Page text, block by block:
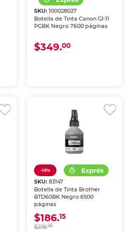
SKU: 100028027
Botella de Tinta Canon GI-11
PGBK Negro 7600 páginas
$349.00
-15%
SKU: 83147
Botella de Tinta Brother
BTD60BK Negro 6500
páginas
$186.15
$219.00